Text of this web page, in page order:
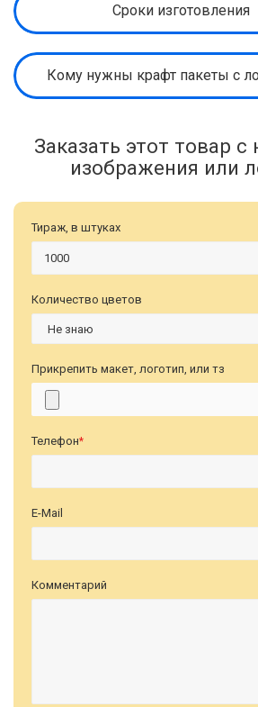
Сроки изготовления
Кому нужны крафт пакеты с
Заказать этот товар с
изображения или
Тираж, в штуках
Количество цветов
Прикрепить макет, логотип, или тз
Телефон*
E-Mail
Комментарий